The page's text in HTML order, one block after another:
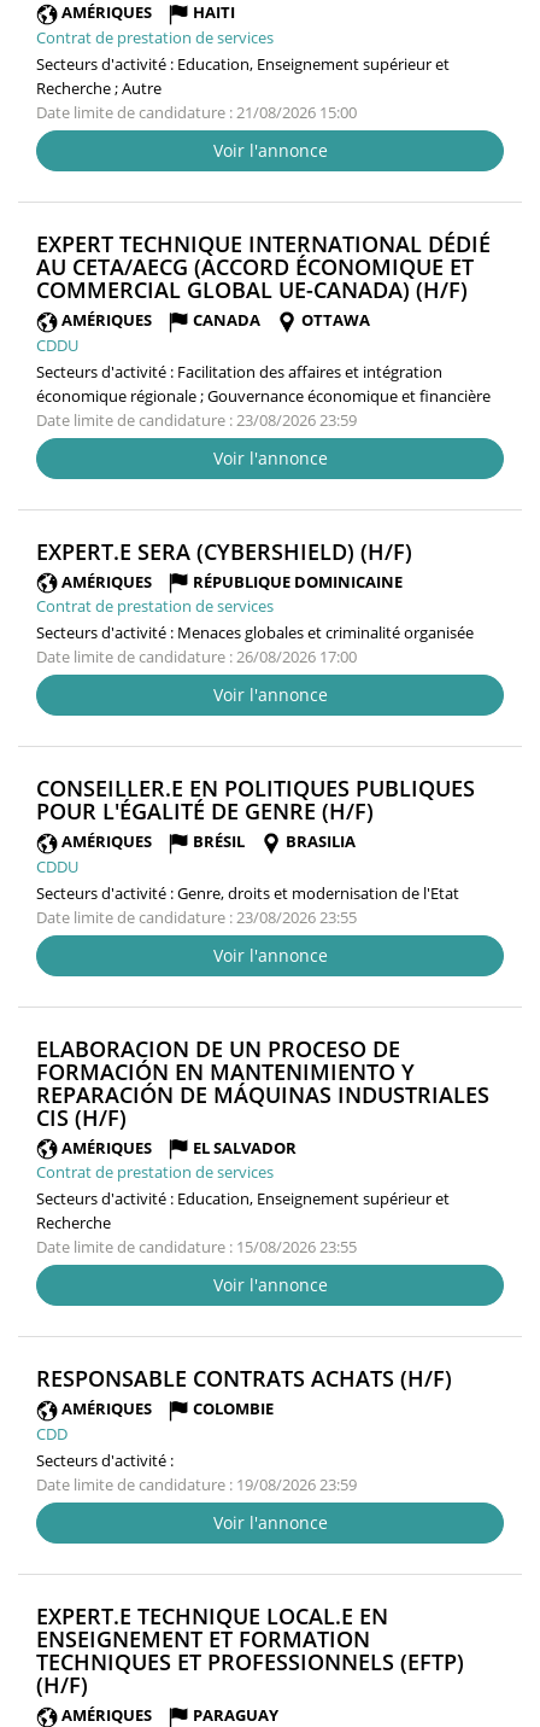
AMÉRIQUES
HAITI
Contrat de prestation de services
Secteurs d'activité : Education, Enseignement supérieur et
Recherche ; Autre
Date limite de candidature : 21/08/2026 15:00
Voir l'annonce
EXPERT TECHNIQUE INTERNATIONAL DÉDIÉ
AU CETA/AECG (ACCORD ÉCONOMIQUE ET
COMMERCIAL GLOBAL UE-CANADA) (H/F)
AMÉRIQUES CANADA
OTTAWA
CDDU
Secteurs d'activité : Facilitation des affaires et intégration
économique régionale ; Gouvernance économique et financière
Date limite de candidature : 23/08/2026 23:59
Voir l'annonce
EXPERT.E SERA (CYBERSHIELD) (H/F)
AMÉRIQUES
RÉPUBLIQUE DOMINICAINE
Contrat de prestation de services
Secteurs d'activité : Menaces globales et criminalité organisée
Date limite de candidature : 26/08/2026 17:00
Voir l'annonce
CONSEILLER.E EN POLITIQUES PUBLIQUES
POUR L'ÉGALITÉ DE GENRE (H/F) (NOUVELLE
AMÉRIQUES BRÉSIL
BRASILIA
CDDU
Secteurs d'activité :Genre, droits et modernisation de l'Etat
Date limite de candidature : 23/08/2026 23:55
Voir l'annonce
ELABORACION DE UN PROCESO DE
FORMACIÓN EN MANTENIMIENTO Y
REPARACIÓN DE MÁQUINAS INDUSTRIALES
CIS (H/F)
FENÊTRE)
AMÉRIQUES
EL SALVADOR
Contrat de prestation de services
Secteurs d'activité : Education, Enseignement supérieur et
Recherche
Date limite de candidature : 15/08/2026 23:55
Voir l'annonce
RESPONSABLE CONTRATS ACHATS (H/F)
AMÉRIQUES
COLOMBIE
CDD
Secteurs d'activité :
Date limite de candidature : 19/08/2026 23:59
Voir l'annonce
EXPERT.E TECHNIQUE LOCAL.E EN
ENSEIGNEMENT ET FORMATION
TECHNIQUES ET PROFESSIONNELS (EFTP)
(H/F) (NOUVELLE
FENÊTRE)
AMÉRIQUES
PARAGUAY